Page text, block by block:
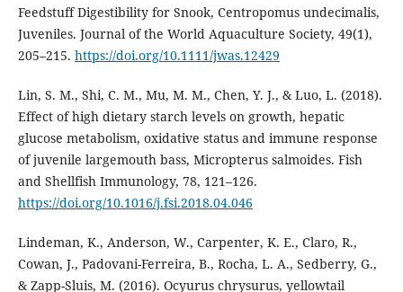
Feedstuff Digestibility for Snook, Centropomus undecimalis,
Juveniles. Journal of the World Aquaculture Society, 49(1),
205–215. https://doi.org/10.1111/jwas.12429
Lin, S. M., Shi, C. M., Mu, M. M., Chen, Y. J., & Luo, L. (2018).
Effect of high dietary starch levels on growth, hepatic
glucose metabolism, oxidative status and immune response
of juvenile largemouth bass, Micropterus salmoides. Fish
and Shellfish Immunology, 78, 121–126.
https://doi.org/10.1016/j.fsi.2018.04.046
Lindeman, K., Anderson, W., Carpenter, K. E., Claro, R.,
Cowan, J., Padovani-Ferreira, B., Rocha, L. A., Sedberry, G.,
& Zapp-Sluis, M. (2016). Ocyurus chrysurus, yellowtail